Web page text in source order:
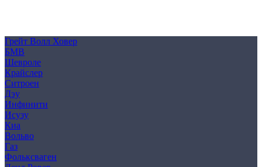
Грейт Волл Ховер
БМВ
Шевроле
Крайслер
Ситроен
Дэу
Инфинити
Исузу
Киа
Вольво
Газ
Фольксваген